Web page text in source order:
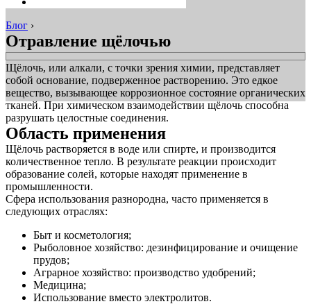
Блог ›
Отравление щёлочью
Щёлочь, или алкали, с точки зрения химии, представляет
собой основание, подверженное растворению. Это едкое
вещество, вызывающее коррозионное состояние органических
тканей. При химическом взаимодействии щёлочь способна
разрушать целостные соединения.
Область применения
Щёлочь растворяется в воде или спирте, и производится
количественное тепло. В результате реакции происходит
образование солей, которые находят применение в
промышленности.
Сфера использования разнородна, часто применяется в
следующих отраслях:
Быт и косметология;
Рыболовное хозяйство: дезинфицирование и очищение
прудов;
Аграрное хозяйство: производство удобрений;
Медицина;
Использование вместо электролитов.